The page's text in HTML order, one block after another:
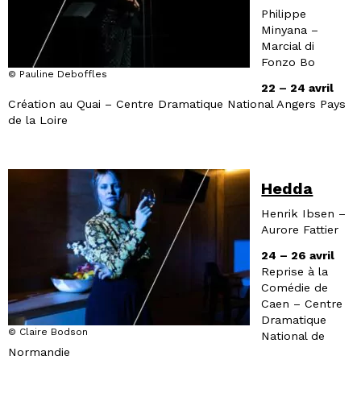
© Pauline Deboffles
Philippe
Minyana –
Marcial di
Fonzo Bo
22 – 24 avril
Création au Quai – Centre Dramatique National Angers Pays
de la Loire
© Claire Bodson
Hedda
Henrik Ibsen –
Aurore Fattier
24 – 26 avril
Reprise à la
Comédie de
Caen – Centre
Dramatique
National de
Normandie